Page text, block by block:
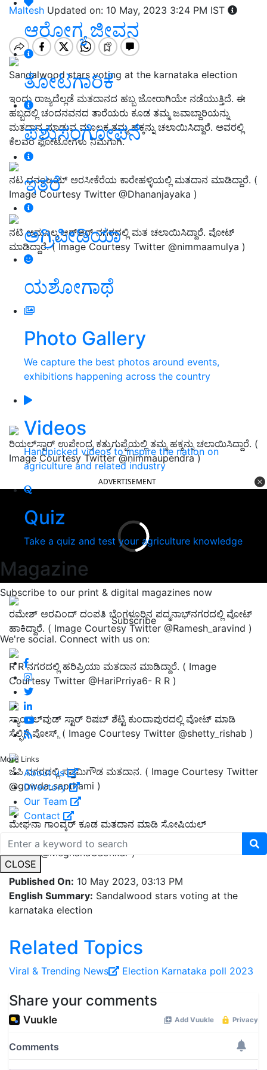
ಆರೋಗ್ಯ ಜೀವನ
ತೋಟಗಾರಿಕೆ
ಪಶುಸಂಗೋಪನೆ
ಇತರೆ
ಅಗ್ರಿಪೀಡಿಯಾ
ಯಶೋಗಾಥೆ
Photo Gallery
We capture the best photos around events,
exhibitions happening across the country
Videos
Handpicked videos to inspire the nation on
agriculture and related industry
Quiz
Take a quiz and test your agriculture knowledge
Magazine
Subscribe to our print & digital magazines now
Subscribe
We're social. Connect with us on:
More Links
About us
Directory
Our Team
Contact
CLOSE
Maltesh Updated on: 10 May, 2023 3:24 PM IST
Sandalwood stars voting at the karnataka election
ಇಂದು ರಾಜ್ಯದೆಲ್ಲಡೆ ಮತದಾನದ ಹಬ್ಬ ಜೋರಾಗಿಯೇ ನಡೆಯುತ್ತಿದೆ. ಈ
ಹಬ್ಬದಲ್ಲಿ ಚಂದನವನದ ತಾರೆಯರು ಕೂಡ ತಮ್ಮ ಜವಾಬ್ದಾರಿಯನ್ನು
ಮತದಾನ ಮಾಡುವ ಮೂಲಕ ತಮ್ಮ ಹಕ್ಕನ್ನು ಚಲಾಯಿಸಿದ್ದಾರೆ. ಅವರಲ್ಲಿ
ಕೆಲವರ ಫೋಟೋಗಳು ನಿಮಗಾಗಿ.
ನಟ ಧನಂಜಯ್‌ ಅರಸೀಕೆರೆಯ ಕಾರೇಹಳ್ಳಿಯಲ್ಲಿ ಮತದಾನ ಮಾಡಿದ್ದಾರೆ. (
Image Courtesy Twitter @Dhananjayaka )
ನಟಿ ಅಮೂಲ್ಯ ಆರ್​ಆರ್​​ ನಗರದಲ್ಲಿ ಮತ ಚಲಾಯಿಸಿದ್ದಾರೆ. ವೋಟ್‌
ಮಾಡಿದ್ದಾರೆ. ( Image Courtesy Twitter @nimmaamulya )
ರಿಯಲ್‌ಸ್ಟಾರ್‌ ಉಪೇಂದ್ರ ಕತ್ರುಗುಪ್ಪೆಯಲ್ಲಿ ತಮ್ಮ ಹಕ್ಕನ್ನು ಚಲಾಯಿಸಿದ್ದಾರೆ. (
Image Courtesy Twitter @nimmaupendra )
ADVERTISEMENT
ರಮೇಶ್‌ ಅರವಿಂದ್‌ ದಂಪತಿ ಬೆಂಗಳೂರಿನ ಪದ್ಮನಾಭ್‌ನಗರದಲ್ಲಿ ವೋಟ್‌
ಹಾಕಿದ್ದಾರೆ. ( Image Courtesy Twitter @Ramesh_aravind )
R R ನಗರದಲ್ಲಿ ಹರಿಪ್ರಿಯಾ ಮತದಾನ ಮಾಡಿದ್ದಾರೆ. ( Image
Courtesy Twitter @HariPrriya6- R R )
ಸ್ಯಾಂಡಲ್‌ವುಡ್‌ ಸ್ಟಾರ್‌ ರಿಷಬ್‌ ಶೆಟ್ಟಿ ಕುಂದಾಪುರದಲ್ಲಿ ವೋಟ್‌ ಮಾಡಿ
ಸೆಲ್ಫಿಗೆ ಪೋಸ್‌. ̤( Image Courtesy Twitter @shetty_rishab )
ಜೆಪಿ ನಗರದಲ್ಲಿ ಸಪ್ತಮಿಗೌಡ ಮತದಾನ. ( Image Courtesy Twitter
@gowda_sapthami )
ಮೇಘನಾ ಗಾಂವ್ಕರ್‌ ಕೂಡ ಮತದಾನ ಮಾಡಿ ಸೋಷಿಯಲ್‌
ಮೀಡಿಯದಾಲ್ಲಿ ಹಂಚಿಕೊಂಡಿದ್ದಾರೆ. ( Image Courtesy
Twitter@MeghanaGaonkar )
Published On: 10 May 2023, 03:13 PM
English Summary: Sandalwood stars voting at the
karnataka election
Related Topics
Viral ‍& Trending News Election Karnataka poll 2023
Share your comments